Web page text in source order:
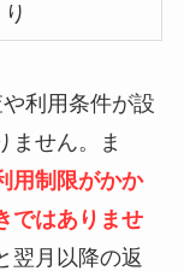
り
利用条件が設
ません。ま
用制限がかか
ではありませ
翌月以降の返